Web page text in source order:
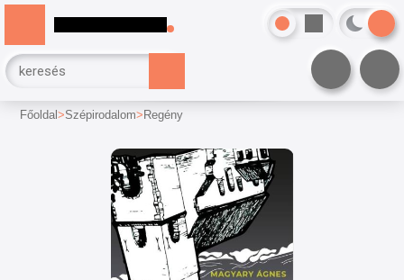
Főoldal Szépirodalom Regény